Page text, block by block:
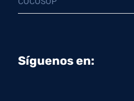
Síguenos en: